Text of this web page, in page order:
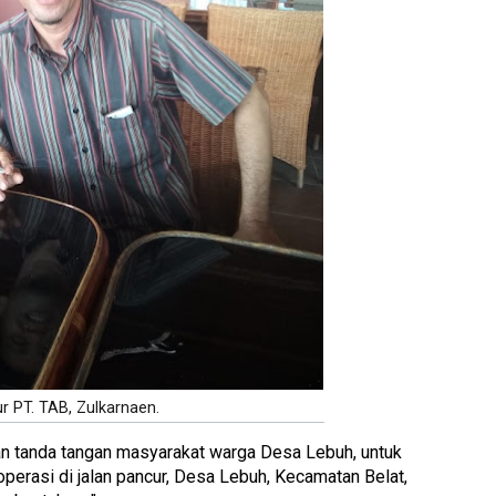
PT. TAB, Zulkarnaen.
tanda tangan masyarakat warga Desa Lebuh, untuk
di jalan pancur, Desa Lebuh, Kecamatan Belat,